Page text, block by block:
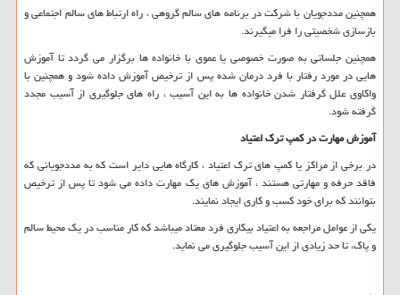
همچنین مددجویان با شرکت در برنامه های سالم گروهی ، راه ارتباط های سالم اجتماعی و
بازسازی شخصیتی را فرا میگیرند.
همچنین جلساتی به صورت خصوصی یا عموی با خانواده ها برگزار می گردد تا آموزش
هایی در مورد رفتار با فرد درمان شده پس از ترخیص آموزش داده شود و همچنین با
واکاوی علل گرفتار شدن خانواده ها به این آسیب ، راه های جلوگیری از آسیب مجدد
گرفته شود.
آموزش مهارت در کمپ ترک اعتیاد
در برخی از مراکز یا کمپ های ترک اعتیاد ، کارگاه هایی دایر است که به مددجویانی که
فاقد حرفه و مهارتی هستند ، آموزش های یک مهارت داده می شود تا پس از ترخیص
بتوانند که برای خود کسب و کاری ایجاد نمایند.
یکی از عوامل مراجعه به اعتیاد بیکاری فرد معتاد میباشد که کار مناسب در یک محیط سالم
و پاک، تا حد زیادی از این آسیب جلوگیری می نماید.